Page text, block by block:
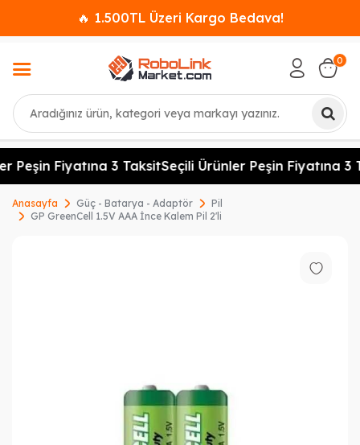
🔥 1.500TL Üzeri Kargo Bedava!
Ara
0
Peşin Fiyatına 3 TaksitSeçili Ürünler Peşin Fiyatına 3
Anasayfa Güç - Batarya - Adaptör
Pil
GP GreenCell 1.5V AAA İnce Kalem Pil 2'li